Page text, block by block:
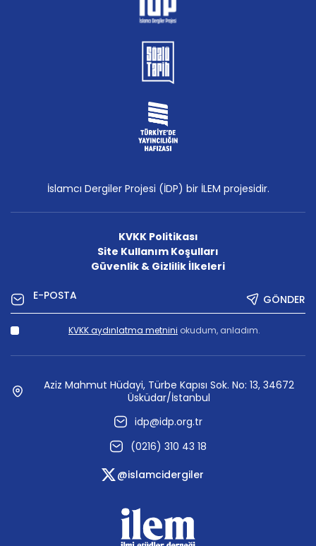
İslamcı Dergiler Projesi (İDP) bir İLEM projesidir.
KVKK Politikası
Site Kullanım Koşulları
Güvenlik & Gizlilik İlkeleri
GÖNDER
KVKK aydınlatma metnini okudum, anladım.
Aziz Mahmut Hüdayi, Türbe Kapısı Sok. No: 13, 34672
Üsküdar/İstanbul
idp@idp.org.tr
(0216) 310 43 18
@islamcidergiler